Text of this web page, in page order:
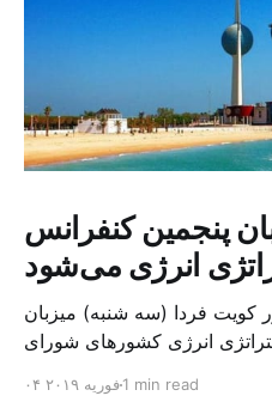
پنجمین کنفرانس
انرژی می‌شود
فردا (سه شنبه) میزبان
انرژی کشورهای شورای
۰۴ فوریه ۲۰۱۹1 min read